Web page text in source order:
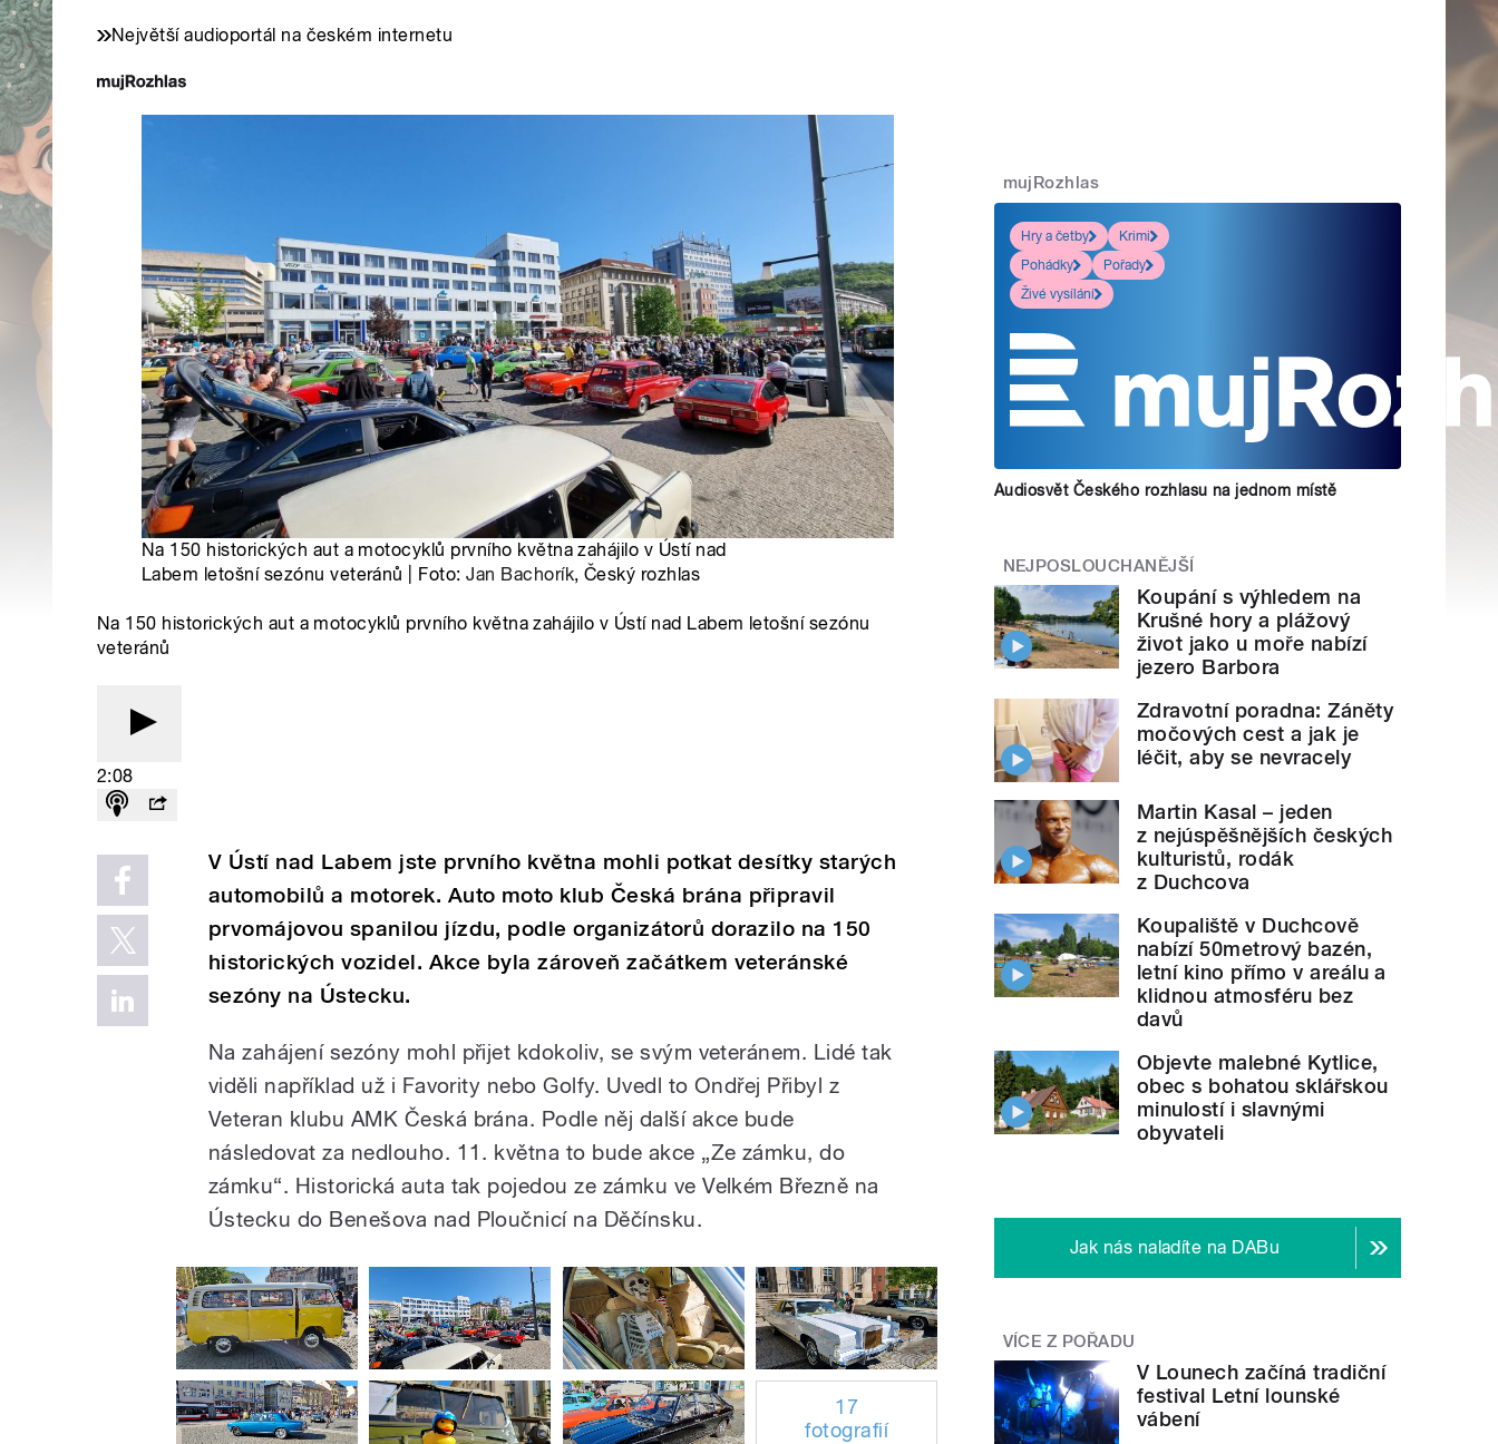
Největší audioportál na českém internetu
Na 150 historických aut a motocyklů prvního května zahájilo v Ústí nad
Labem letošní sezónu veteránů | Foto:Jan Bachorík, Český rozhlas
Na 150 historických aut a motocyklů prvního května zahájilo v Ústí nad Labem letošní sezónu
veteránů
2:08
V Ústí nad Labem jste prvního května mohli potkat desítky starých
automobilů a motorek. Auto moto klub Česká brána připravil
prvomájovou spanilou jízdu, podle organizátorů dorazilo na 150
historických vozidel. Akce byla zároveň začátkem veteránské
sezóny na Ústecku.
Na zahájení sezóny mohl přijet kdokoliv, se svým veteránem. Lidé tak
viděli například už i Favority nebo Golfy. Uvedl to Ondřej Přibyl z
Veteran klubu AMK Česká brána. Podle něj další akce bude
následovat za nedlouho. 11. května to bude akce „Ze zámku, do
zámku“. Historická auta tak pojedou ze zámku ve Velkém Březně na
Ústecku do Benešova nad Ploučnicí na Děčínsku.
17
fotografií
mujRozhlas
Hry a četby
Krimi
Pohádky
Pořady
Živé vysílání
Audiosvět Českého rozhlasu na jednom místě
NEJPOSLOUCHANĚJŠÍ
Koupání s výhledem na
Krušné hory a plážový
život jako u moře nabízí
jezero Barbora
Zdravotní poradna: Záněty
močových cest a jak je
léčit, aby se nevracely
Martin Kasal – jeden
z nejúspěšnějších českých
kulturistů, rodák
z Duchcova
Koupaliště v Duchcově
nabízí 50metrový bazén,
letní kino přímo v areálu a
klidnou atmosféru bez
davů
Objevte malebné Kytlice,
obec s bohatou sklářskou
minulostí i slavnými
obyvateli
Jak nás naladíte na DABu
VÍCE Z POŘADU
V Lounech začíná tradiční
festival Letní lounské
vábení